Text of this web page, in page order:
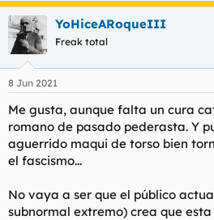
YoHiceARoqueIII
Freak total
8 Jun 2021
Me gusta, aunque falta un cura
romano de pasado pederasta. Y
aguerrido maqui de torso bien
el fascismo...
No vaya a ser que el público
subnormal extremo) crea que